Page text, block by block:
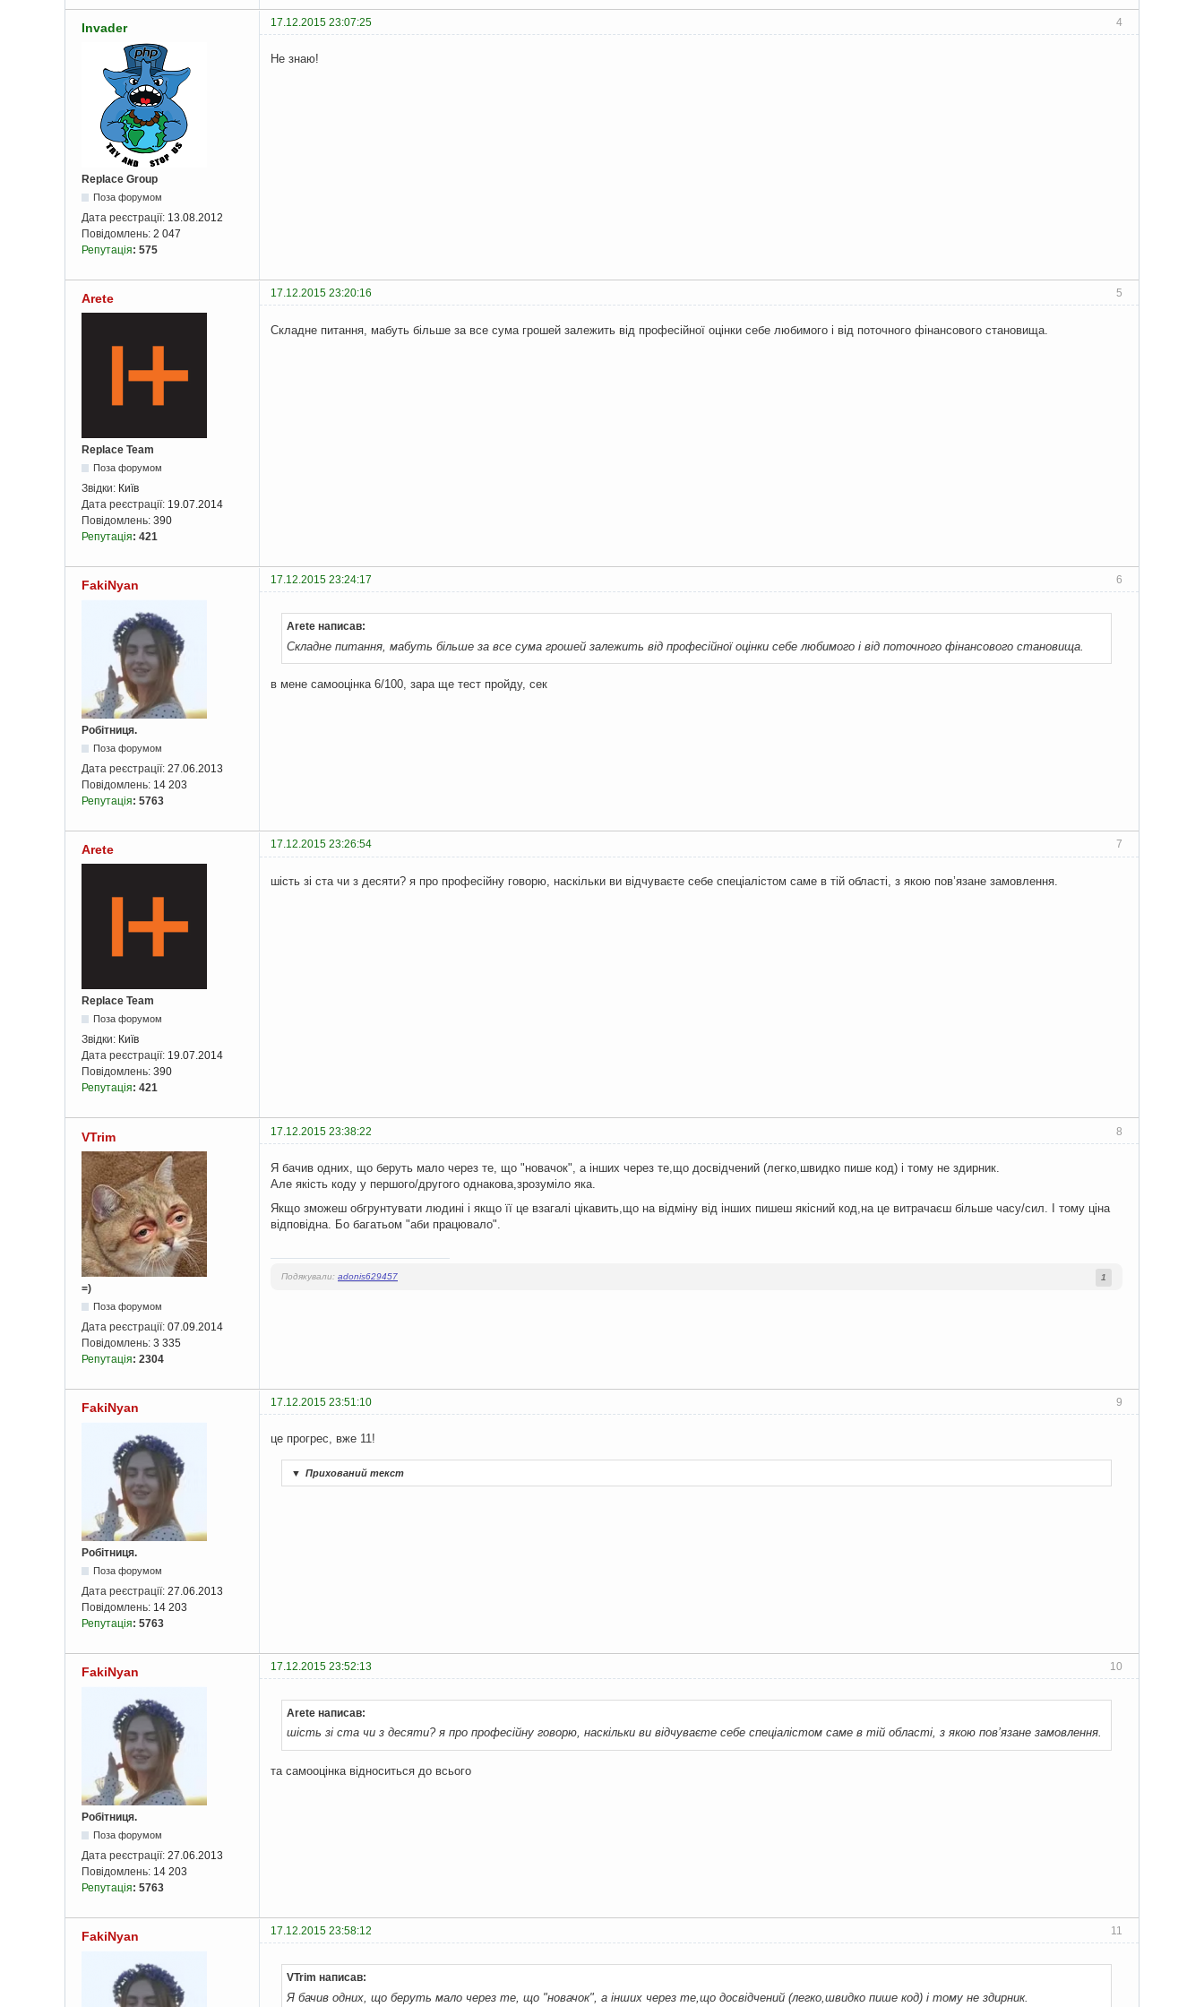
4
Invader 17.12.2015 23:07:25
Replace Group
Поза форумом
Дата реєстрації: 13.08.2012
Повідомлень: 2 047
Репутація: 575
Не знаю!
5
Arete 17.12.2015 23:20:16
Replace Team
Поза форумом
Звідки: Київ
Дата реєстрації: 19.07.2014
Повідомлень: 390
Репутація: 421
Складне питання, мабуть більше за все сума грошей залежить від професійної оцінки себе любимого і від поточного фінансового становища.
6
FakiNyan 17.12.2015 23:24:17
Робітниця.
Поза форумом
Дата реєстрації: 27.06.2013
Повідомлень: 14 203
Репутація: 5763
Arete написав:
Складне питання, мабуть більше за все сума грошей залежить від професійної оцінки себе любимого і від поточного фінансового становища.
в мене самооцінка 6/100, зара ще тест пройду, сек
7
Arete 17.12.2015 23:26:54
Replace Team
Поза форумом
Звідки: Київ
Дата реєстрації: 19.07.2014
Повідомлень: 390
Репутація: 421
шість зі ста чи з десяти? я про професійну говорю, наскільки ви відчуваєте себе спеціалістом саме в тій області, з якою пов’язане замовлення.
8
VTrim 17.12.2015 23:38:22
=)
Поза форумом
Дата реєстрації: 07.09.2014
Повідомлень: 3 335
Репутація: 2304
Я бачив одних, що беруть мало через те, що "новачок", а інших через те,що досвідчений (легко,швидко пише код) і тому не здирник.
Але якість коду у першого/другого однакова,зрозуміло яка.
Якщо зможеш обгрунтувати людині і якщо її це взагалі цікавить,що на відміну від інших пишеш якісний код,на це витрачаєш більше часу/сил. І тому ціна
відповідна. Бо багатьом "аби працювало".
Подякували: adonis629457 1
9
FakiNyan 17.12.2015 23:51:10
Робітниця.
Поза форумом
Дата реєстрації: 27.06.2013
Повідомлень: 14 203
Репутація: 5763
це прогрес, вже 11!
▼ Прихований текст
10
FakiNyan 17.12.2015 23:52:13
Робітниця.
Поза форумом
Дата реєстрації: 27.06.2013
Повідомлень: 14 203
Репутація: 5763
Arete написав:
шість зі ста чи з десяти? я про професійну говорю, наскільки ви відчуваєте себе спеціалістом саме в тій області, з якою пов’язане замовлення.
та самооцінка відноситься до всього
11
FakiNyan 17.12.2015 23:58:12
VTrim написав:
Я бачив одних, що беруть мало через те, що "новачок", а інших через те,що досвідчений (легко,швидко пише код) і тому не здирник.